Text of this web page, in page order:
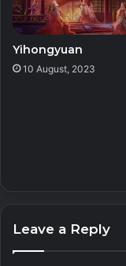
=> Mật khẩu giải
Yihongyuan
10 August, 2023
Leave a Reply